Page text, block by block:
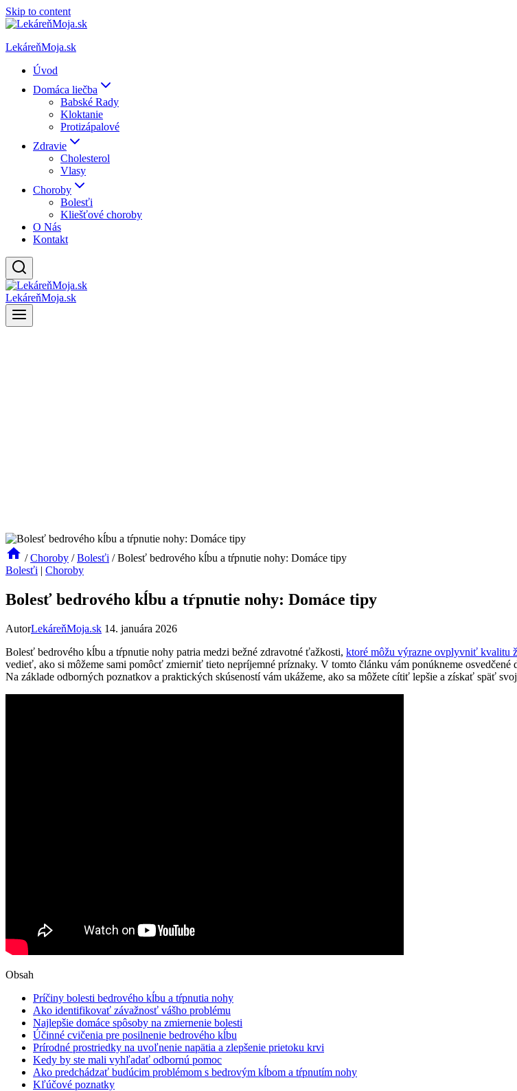
Skip to content
LekáreňMoja.sk
Úvod
Domáca liečba
Babské Rady
Kloktanie
Protizápalové
Zdravie
Cholesterol
Vlasy
Choroby
Bolesťi
Kliešťové choroby
O Nás
Kontakt
LekáreňMoja.sk
/ Choroby / Bolesťi / Bolesť bedrového kĺbu a tŕpnutie nohy: Domáce tipy
Bolesťi | Choroby
Bolesť bedrového kĺbu a tŕpnutie nohy: Domáce tipy
AutorLekáreňMoja.sk 14. januára 2026
Bolesť bedrového kĺbu a tŕpnutie nohy patria medzi bežné zdravotné ťažkosti, ktoré môžu výrazne ovplyvniť kvalitu
vedieť, ako si môžeme sami pomôcť zmierniť tieto nepríjemné príznaky. V tomto článku vám ponúkneme
Na základe odborných poznatkov a praktických skúseností vám ukážeme, ako sa môžete cítiť lepšie a získať späť
Obsah
Príčiny bolesti bedrového kĺbu a tŕpnutia nohy
Ako identifikovať závažnosť vášho problému
Najlepšie domáce spôsoby na zmiernenie bolesti
Účinné cvičenia pre posilnenie bedrového kĺbu
Prírodné prostriedky na uvoľnenie napätia a zlepšenie prietoku krvi
Kedy by ste mali vyhľadať odbornú pomoc
Ako predchádzať budúcim problémom s bedrovým kĺbom a tŕpnutím nohy
Kľúčové poznatky